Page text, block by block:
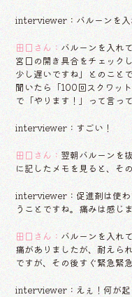
interviewer：バルーンを入
田口さん： バルーンを入れ
宮口の開き具合をチェック
少し遅いですね」とのこと
聞いたら「100回スクワッ
で「やります！」って言っ
interviewer：すごい！
田口さん： 翌朝バルーンを
に記したメモを見ると、そ
interviewer：促進剤は使わ
うことですね。痛みは感じ
田口さん： バルーンを入れ
痛がありましたが、耐えら
ですが、その後すぐ緊急緊
interviewer：えぇ！何が起